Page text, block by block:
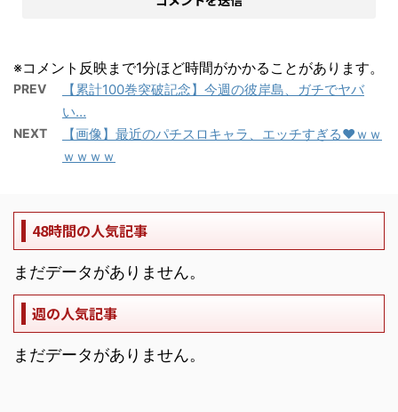
※コメント反映まで1分ほど時間がかかることがあります。
PREV
【累計100巻突破記念】今週の彼岸島、ガチでヤバ
い…
NEXT
【画像】最近のパチスロキャラ、エッチすぎる❤ｗｗ
ｗｗｗｗ
48時間の人気記事
まだデータがありません。
週の人気記事
まだデータがありません。